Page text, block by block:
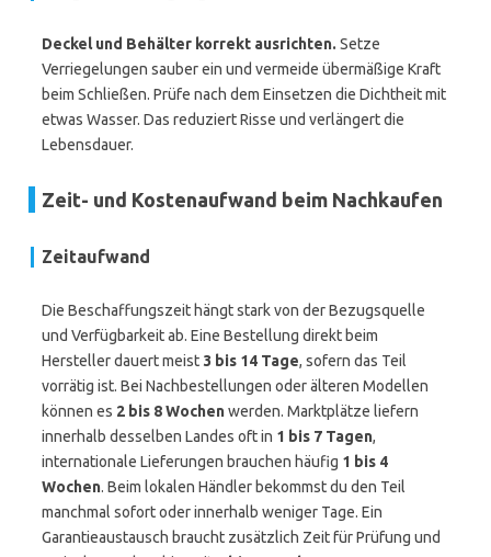
Deckel und Behälter korrekt ausrichten. Setze
Verriegelungen sauber ein und vermeide übermäßige Kraft
beim Schließen. Prüfe nach dem Einsetzen die Dichtheit mit
etwas Wasser. Das reduziert Risse und verlängert die
Lebensdauer.
Zeit- und Kostenaufwand beim Nachkaufen
Zeitaufwand
Die Beschaffungszeit hängt stark von der Bezugsquelle
und Verfügbarkeit ab. Eine Bestellung direkt beim
Hersteller dauert meist 3 bis 14 Tage, sofern das Teil
vorrätig ist. Bei Nachbestellungen oder älteren Modellen
können es 2 bis 8 Wochenwerden. Marktplätze liefern
innerhalb desselben Landes oft in 1 bis 7 Tagen,
internationale Lieferungen brauchen häufig 1 bis 4
Wochen. Beim lokalen Händler bekommst du den Teil
manchmal sofort oder innerhalb weniger Tage. Ein
Garantieaustausch braucht zusätzlich Zeit für Prüfung und